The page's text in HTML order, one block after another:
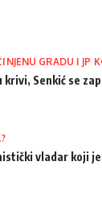
GRADU I JP
Senkić se
vladar koji